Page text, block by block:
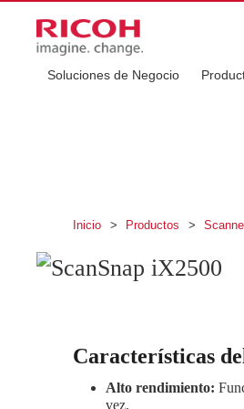
Soluciones de Negocio
Inicio > Productos >
Características
Alto rendimiento:
vez.